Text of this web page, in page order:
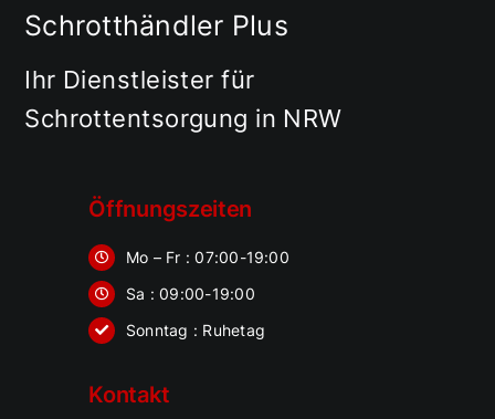
Schrotthändler Plus
Ihr Dienstleister für
Schrottentsorgung in NRW
Öffnungszeiten
Mo – Fr : 07:00-19:00
Sa : 09:00-19:00
Sonntag : Ruhetag
Kontakt